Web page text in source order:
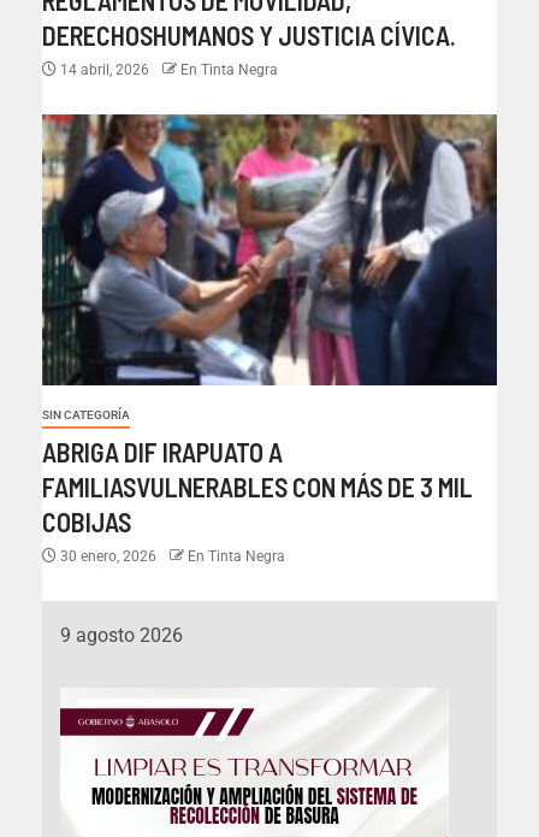
DERECHOSHUMANOS Y JUSTICIA CÍVICA.
14 abril, 2026 En Tinta Negra
SIN CATEGORÍA
ABRIGA DIF IRAPUATO A
FAMILIASVULNERABLES CON MÁS DE 3 MIL
COBIJAS
30 enero, 2026 En Tinta Negra
9 agosto 2026